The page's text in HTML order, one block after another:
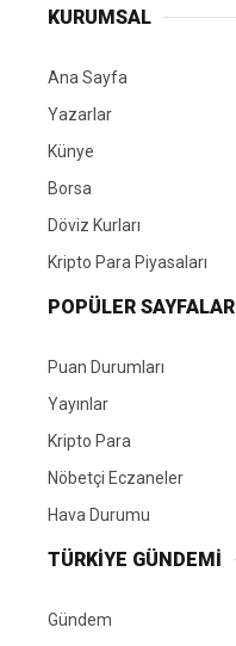
KURUMSAL
Ana Sayfa
Yazarlar
Künye
Borsa
Döviz Kurları
Kripto Para Piyasaları
POPÜLER SAYFALAR
Puan Durumları
Yayınlar
Kripto Para
Nöbetçi Eczaneler
Hava Durumu
TÜRKIYE GÜNDEMI
Gündem